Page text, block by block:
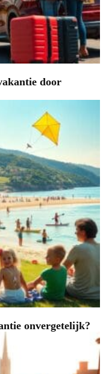
door
onvergetelijk?